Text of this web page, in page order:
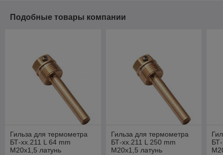
Подобные товары компании
Гильза для термометра
БТ-хх.211 L 64 mm
M20x1,5 латунь
Гильза для термометра
БТ-хх.211 L 250 mm
M20x1,5 латунь